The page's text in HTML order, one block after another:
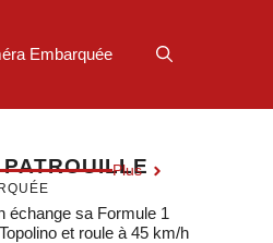
Embarquée
Plus
échange sa Formule 1
et roule à 45 km/h